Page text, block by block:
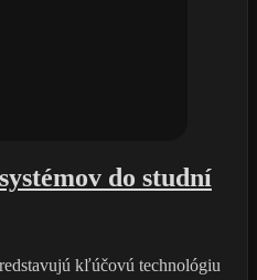
do studní
kľúčovú technológiu